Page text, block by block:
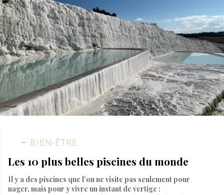
BIEN-ÊTRE
Les 10 plus belles piscines du monde
Il y a des piscines que l’on ne visite pas seulement pour
nager, mais pour y vivre un instant de vertige :